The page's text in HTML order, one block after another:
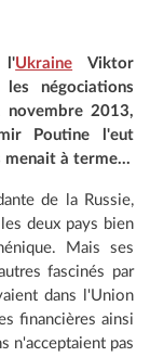
l'Ukraine Viktor
négociations
novembre 2013,
Poutine l'eut
menait à terme...
de la Russie,
deux pays bien
Mais ses
fascinés par
dans l'Union
financières ainsi
n'acceptaient pas